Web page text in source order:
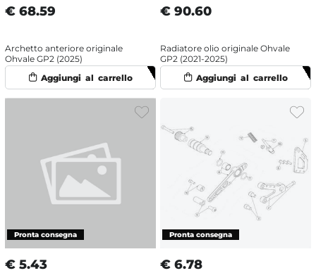
€ 68.59
Archetto anteriore originale
Ohvale GP2 (2025)
€ 90.60
Radiatore olio originale Ohvale
GP2 (2021-2025)
€ 5.43 € 6.78